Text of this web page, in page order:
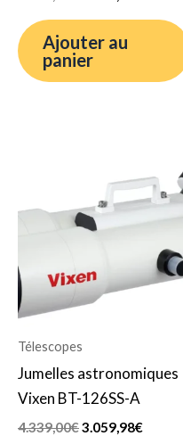
Ajouter au
panier
Télescopes
Jumelles astronomiques
Vixen BT-126SS-A
4.339,00€
initial
était :
4.339,00€.
3.059,98€
prix
actuel
est :